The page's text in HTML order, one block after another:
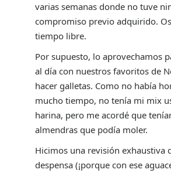
varias semanas donde no tuve
compromiso previo adquirido.
tiempo libre.
Por supuesto, lo aprovechamos
al día con nuestros favoritos de
hacer galletas. Como no había
mucho tiempo, no tenía mi mix
harina, pero me acordé que
almendras que podía moler.
Hicimos una revisión exhaustiva
despensa (¡porque con ese